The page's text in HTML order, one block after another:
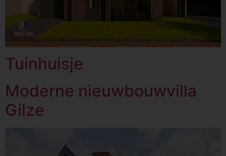
Tuinhuisje
Moderne nieuwbouwvilla
Gilze